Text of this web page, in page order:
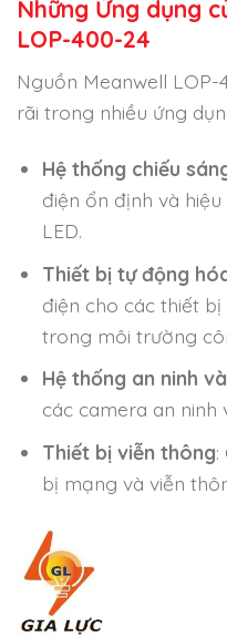
Những Ứng dụng
LOP-400-24
Nguồn Meanwell
rãi trong nhiều ứng
Hệ thống chiếu
điện ổn định và
LED.
Thiết bị tự động
điện cho các thiết
trong môi trường
Hệ thống an ninh
các camera an ninh
Thiết bị viễn thông:
bị mạng và viễn